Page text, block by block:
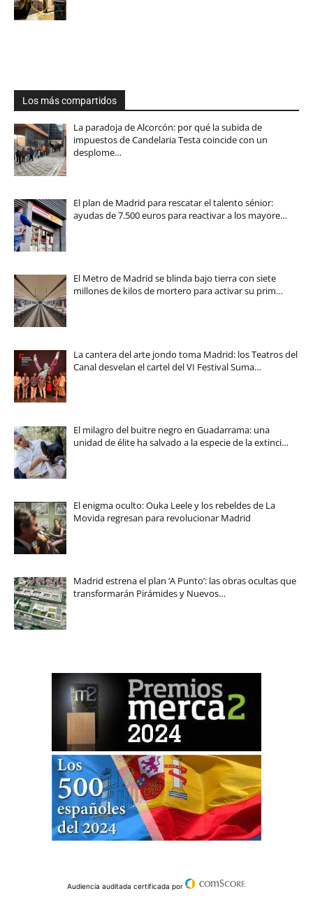
Los más compartidos
La paradoja de Alcorcón: por qué la subida de
impuestos de Candelaria Testa coincide con un
desplome…
El plan de Madrid para rescatar el talento sénior:
ayudas de 7.500 euros para reactivar a los mayore…
El Metro de Madrid se blinda bajo tierra con siete
millones de kilos de mortero para activar su prim…
La cantera del arte jondo toma Madrid: los Teatros del
Canal desvelan el cartel del VI Festival Suma…
El milagro del buitre negro en Guadarrama: una
unidad de élite ha salvado a la especie de la extinci…
El enigma oculto: Ouka Leele y los rebeldes de La
Movida regresan para revolucionar Madrid
Madrid estrena el plan ‘A Punto’: las obras ocultas que
transformarán Pirámides y Nuevos…
Audiencia auditada certificada por